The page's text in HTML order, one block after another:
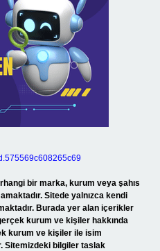
bir marka, kurum veya şahıs
Sitede yalnızca kendi
Burada yer alan içerikler
kurum ve kişiler hakkında
kurum ve kişiler ile isim
Sitemizdeki bilgiler taslak